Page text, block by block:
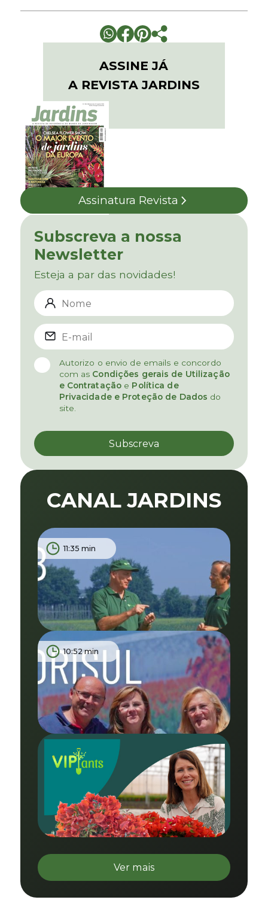
ASSINE JÁ
A REVISTA JARDINS
Assinatura Revista
Subscreva a nossa
Newsletter
Esteja a par das novidades!
Autorizo o envio de emails e concordo
com as Condições gerais de Utilização
e Contratação e Política de
Privacidade e Proteção de Dados do
site.
CANAL JARDINS
11:35 min
10:52 min
Ver mais